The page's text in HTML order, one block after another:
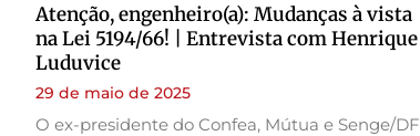
Atenção, engenheiro(a): Mudanças à vista
na Lei 5194/66! | Entrevista com Henrique
Luduvice
29 de maio de 2025
O ex-presidente do Confea, Mútua e Senge/DF